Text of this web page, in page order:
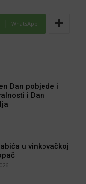
WhatsApp
Dan pobjede i
i Dan
u vinkovačkoj